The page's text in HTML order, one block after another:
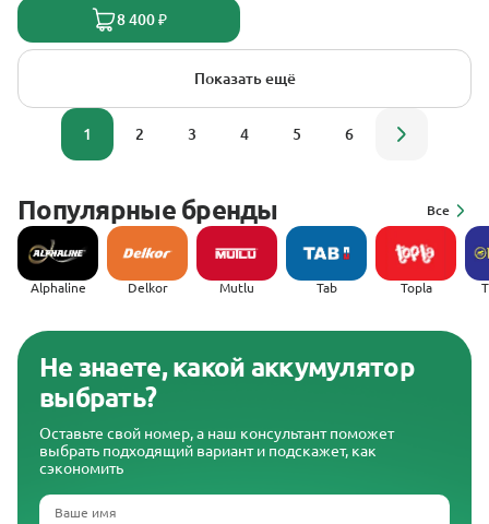
8 400 ₽
Показать ещё
1 2 3 4 5 6
Популярные бренды Все
Alphaline Delkor Mutlu Tab Topla
Не знаете, какой аккумулятор
выбрать?
Оставьте свой номер, а наш консультант поможет
выбрать подходящий вариант и подскажет, как
сэкономить
Ваше имя